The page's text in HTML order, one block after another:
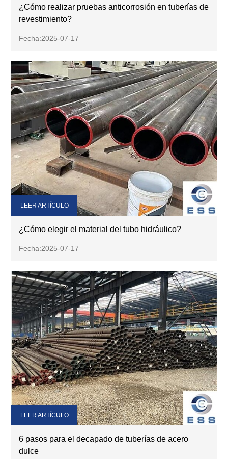
¿Cómo realizar pruebas anticorrosión en tuberías de
revestimiento?
Fecha:2025-07-17
¿Cómo elegir el material del tubo hidráulico?
Fecha:2025-07-17
LEER ARTÍCULO
6 pasos para el decapado de tuberías de acero
dulce
LEER ARTÍCULO